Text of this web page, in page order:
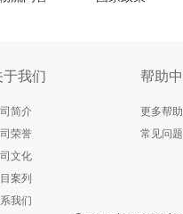
于我们
简介
荣誉
文化
案列
我们
帮助
更多帮助
常见问题